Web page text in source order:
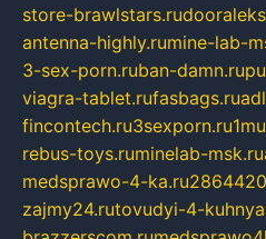
store-brawlstars.ru
antenna-highly.rumine-lab-
3-sex-porn.ruban-damn.ru
viagra-tablet.rufasbags.ru
fincontech.ru3sexporn.ru
rebus-toys.ruminelab-msk.ru
medsprawo-4-ka.ru
zajmy24.rutovudyi-4-